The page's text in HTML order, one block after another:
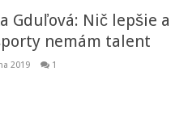
Gduľová: Nič lepšie
nemám talent
2019 1